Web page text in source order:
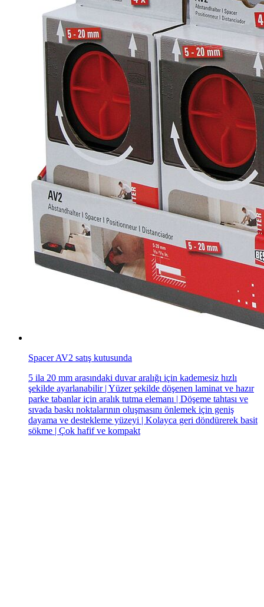
Spacer AV2 satış kutusunda
5 ila 20 mm arasındaki duvar aralığı için kademesiz hızlı
şekilde ayarlanabilir | Yüzer şekilde döşenen laminat ve hazır
parke tabanlar için aralık tutma elemanı | Döşeme tahtası ve
sıvada baskı noktalarının oluşmasını önlemek için geniş
dayama ve destekleme yüzeyi | Kolayca geri döndürerek basit
sökme | Çok hafif ve kompakt